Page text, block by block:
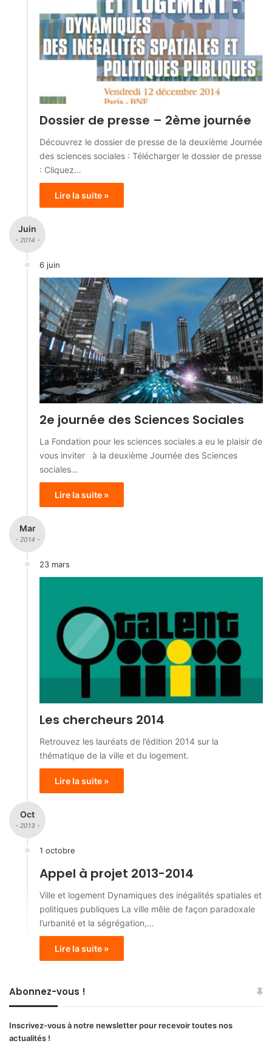
Dossier de presse – 2ème journée
Découvrez le dossier de presse de la deuxième Journée
des sciences sociales : Télécharger le dossier de presse
: Cliquez…
Lire la suite »
Juin
- 2014 -
6 juin
2e journée des Sciences Sociales
La Fondation pour les sciences sociales a eu le plaisir de
vous inviter à la deuxième Journée des Sciences
sociales…
Lire la suite »
Mar
- 2014 -
23 mars
Les chercheurs 2014
Retrouvez les lauréats de l’édition 2014 sur la
thématique de la ville et du logement.
Lire la suite »
Oct
- 2013 -
1 octobre
Appel à projet 2013-2014
Ville et logement Dynamiques des inégalités spatiales et
politiques publiques La ville mêle de façon paradoxale
l’urbanité et la ségrégation,…
Lire la suite »
Abonnez-vous !
Inscrivez-vous à notre newsletter pour recevoir toutes nos
actualités !